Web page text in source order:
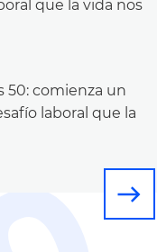
50: comienza un
laboral que la
east